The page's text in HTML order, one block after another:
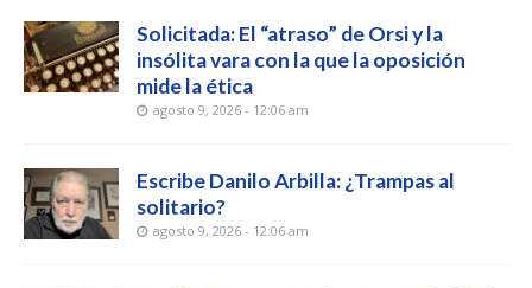
Solicitada: El “atraso” de Orsi y la
insólita vara con la que la oposición
mide la ética
agosto 9, 2026 - 12:06 am
Escribe Danilo Arbilla: ¿Trampas al
solitario?
agosto 9, 2026 - 12:06 am